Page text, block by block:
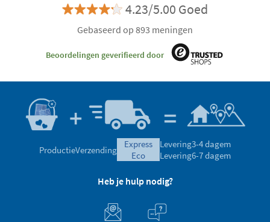
4.23/5.00 Goed
Gebaseerd op 893 meningen
Beoordelingen geverifieerd door
ProductieVerzending
express
eco
Levering3-4 dagem
Levering6-7 dagem
Heb je hulp nodig?